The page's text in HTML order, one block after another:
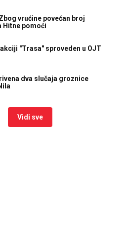
vrućine povećan broj
Hitne pomoći
"Trasa" sproveden u OJT
dva slučaja groznice
Vidi sve